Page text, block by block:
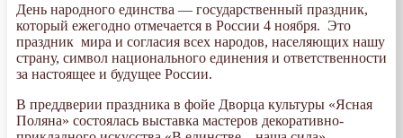
День народного единства — государственный праздник,
который ежегодно отмечается в России 4 ноября. Это
праздник мира и согласия всех народов, населяющих нашу
страну, символ национального единения и ответственности
за настоящее и будущее России.
В преддверии праздника в фойе Дворца культуры «Ясная
Поляна» состоялась выставка мастеров декоративно-